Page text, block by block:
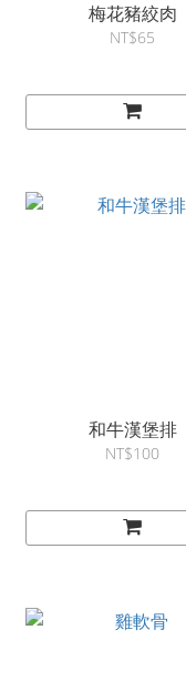
梅花豬絞肉
NT$65
和牛漢堡排
NT$100